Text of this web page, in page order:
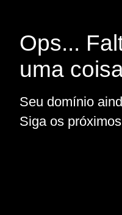
Ops...
uma
Seu domínio
Siga os